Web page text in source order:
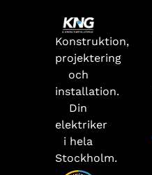
Konstruktion,
projektering
och
installation.
Din
elektriker
i hela
Stockholm.